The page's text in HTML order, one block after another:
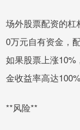
场外股票配资的杠
0万元自有资金，
如果股票上涨10%
金收益率高达100%
**风险**